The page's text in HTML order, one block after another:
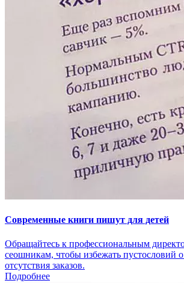
Современные книги пишут для детей
Обращайтесь к профессиональным
сеошникам, чтобы избежать пустословий
отсутствия заказов.
Подробнее